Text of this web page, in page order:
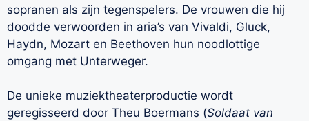
sopranen als zijn tegenspelers. De vrouwen die hij
doodde verwoorden in aria’s van Vivaldi, Gluck,
Haydn, Mozart en Beethoven hun noodlottige
omgang met Unterweger.
De unieke muziektheaterproductie wordt
geregisseerd door Theu Boermans (Soldaat van